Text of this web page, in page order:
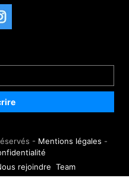
- Mentions légales -
rejoindre Team